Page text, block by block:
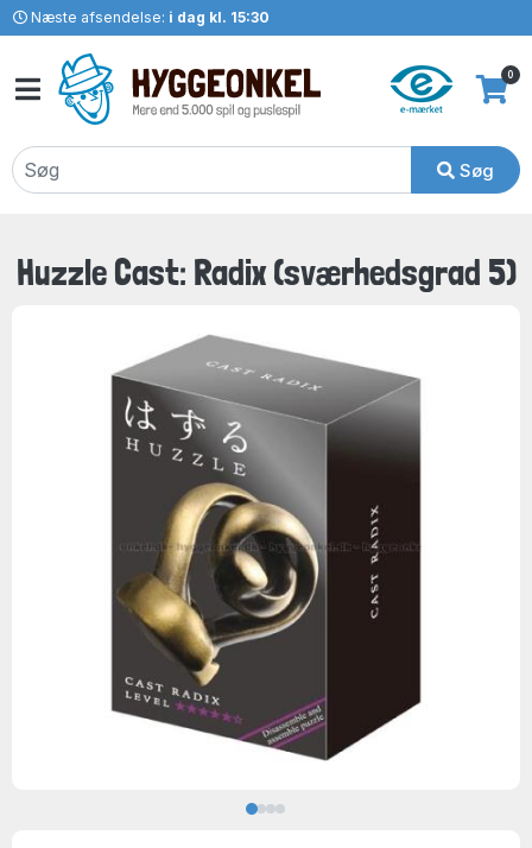
Næste afsendelse: i dag kl. 15:30
Søg
0
Huzzle Cast: Radix (sværhedsgrad 5)